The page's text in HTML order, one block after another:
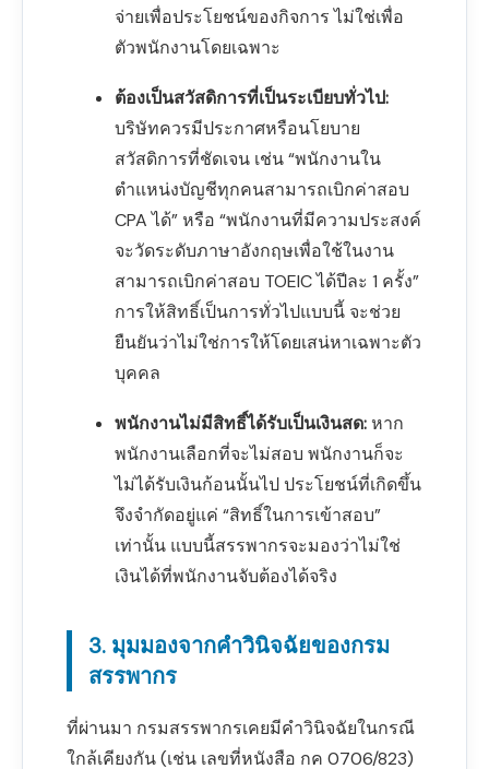
จ่ายเพื่อประโยชน์ของกิจการ ไม่ใช่เพื่อ
ตัวพนักงานโดยเฉพาะ
ต้องเป็นสวัสดิการที่เป็นระเบียบทั่วไป:
บริษัทควรมีประกาศหรือนโยบาย
สวัสดิการที่ชัดเจน เช่น “พนักงานใน
ตำแหน่งบัญชีทุกคนสามารถเบิกค่าสอบ
CPA ได้” หรือ “พนักงานที่มีความประสงค์
จะวัดระดับภาษาอังกฤษเพื่อใช้ในงาน
สามารถเบิกค่าสอบ TOEIC ได้ปีละ 1 ครั้ง”
การให้สิทธิ์เป็นการทั่วไปแบบนี้ จะช่วย
ยืนยันว่าไม่ใช่การให้โดยเสน่หาเฉพาะตัว
บุคคล
พนักงานไม่มีสิทธิ์ได้รับเป็นเงินสด:หาก
พนักงานเลือกที่จะไม่สอบ พนักงานก็จะ
ไม่ได้รับเงินก้อนนั้นไป ประโยชน์ที่เกิดขึ้น
จึงจำกัดอยู่แค่ “สิทธิ์ในการเข้าสอบ”
เท่านั้น แบบนี้สรรพากรจะมองว่าไม่ใช่
เงินได้ที่พนักงานจับต้องได้จริง
3. มุมมองจากคำวินิจฉัยของกรม
สรรพากร
ที่ผ่านมา กรมสรรพากรเคยมีคำวินิจฉัยในกรณี
ใกล้เคียงกัน (เช่น เลขที่หนังสือ กค 0706/823)